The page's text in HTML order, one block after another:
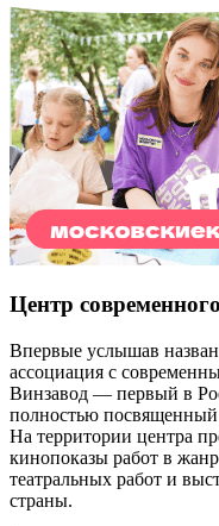
Центр
Впервые услышав
ассоциация с
Винзавод — первый в
полностью посвященный
На территории центра
кинопоказы работ в
театральных работ и
страны.